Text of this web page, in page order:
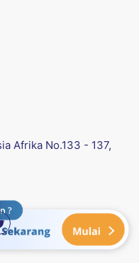
Afrika No.133 - 137,